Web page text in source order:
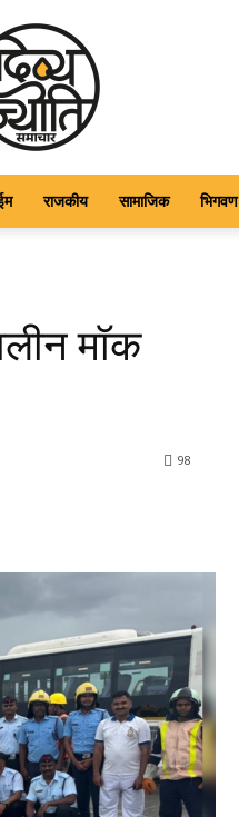
राजकीय सामाजिक भिगवण
मॉक
98